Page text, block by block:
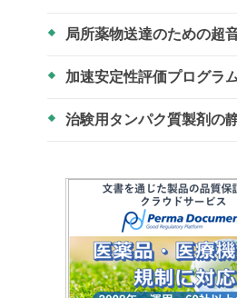
局所薬物送達のための超
加速安定性評価プログラ
治験用タンパク質製剤の